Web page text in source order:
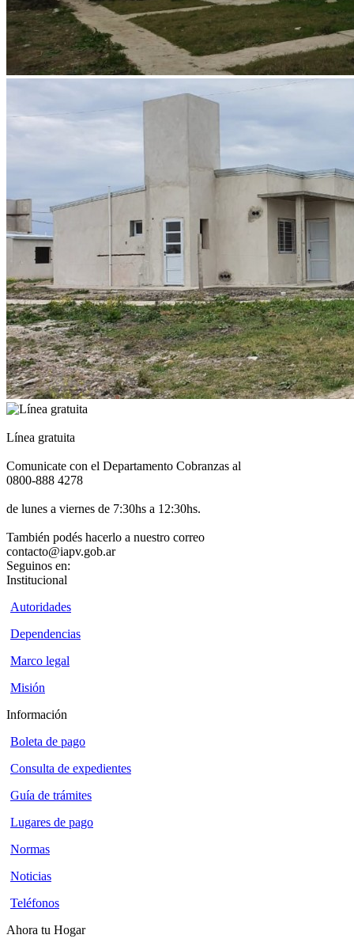
Línea gratuita
Comunicate con el Departamento Cobranzas al
0800-888 4278
de lunes a viernes de 7:30hs a 12:30hs.
También podés hacerlo a nuestro correo
contacto@iapv.gob.ar
Seguinos en:
Institucional
Autoridades
Dependencias
Marco legal
Misión
Información
Boleta de pago
Consulta de expedientes
Guía de trámites
Lugares de pago
Normas
Noticias
Teléfonos
Ahora tu Hogar